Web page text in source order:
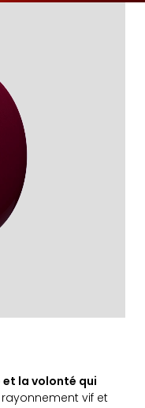
la volonté qui
vif et